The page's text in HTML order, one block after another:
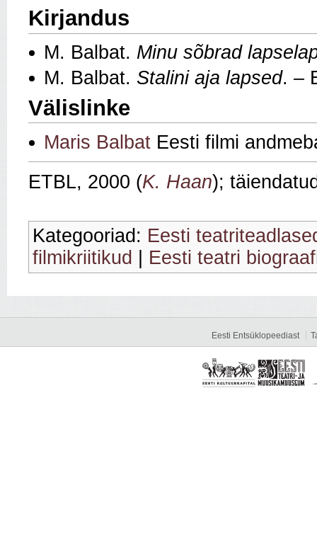
Kirjandus
M. Balbat. Minu sõbrad
M. Balbat. Stalini aja lapsed. –
Välislinke
Maris Balbat Eesti filmi
ETBL, 2000 (K. Haan);
Kategooriad: Eesti
filmikriitikud
Eesti teatri
Eesti Entsüklopeediast